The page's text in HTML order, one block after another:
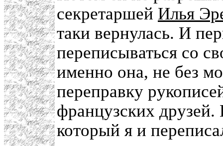
секретаршей Илья
таки вернулась. И
переписываться со
именно она, не без
переправку
французских
который я и